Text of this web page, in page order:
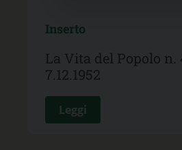
Inserto
La Vita del Popolo n.
7.12.1952
Leggi